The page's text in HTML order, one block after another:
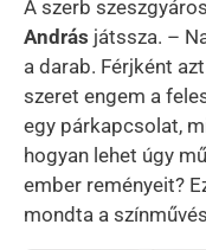
A szerb
András játssza. –
a darab. Férjként
szeret engem a
egy párkapcsolat,
hogyan lehet úgy
ember reményeit?
mondta a